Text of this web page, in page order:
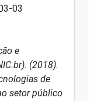
03
e
(2018).
de
setor público